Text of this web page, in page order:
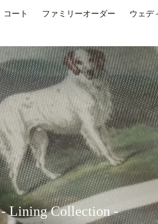
コート ファミリーオーダー ウェデ
- Lining Collection -